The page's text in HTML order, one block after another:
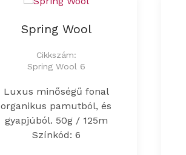
Spring Wool
Cikkszám:
Spring Wool 6
Luxus minőségű fonal
organikus pamutból, és
gyapjúból. 50g / 125m
Színkód: 6